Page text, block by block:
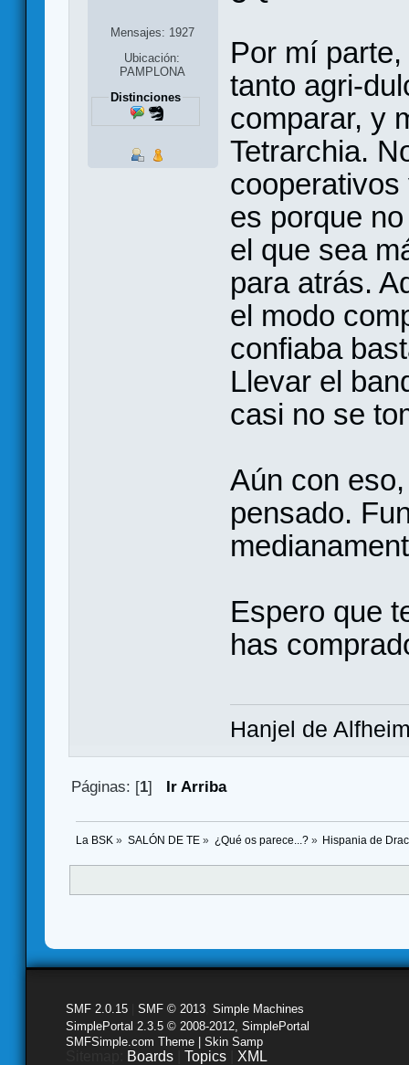
Mensajes: 1927
Ubicación:
PAMPLONA
Distinciones
Por mí
tanto agri-
comparar, y
Tetrarchia.
es porque
el que sea
para atrás.
el modo
confiaba
Llevar el
casi no se
Aún con
pensado.
Espero que
has
Hanjel de
Páginas: [1] Ir Arriba
La BSK » SALÓN DE TE» ¿Qué os parece...?» Hispania de
SMF 2.0.15 SMF © 2013 Simple Machines
SimplePortal 2.3.5 © 2008-2012, SimplePortal
SMFSimple.com Theme | Skin Samp
Boards Topics XML